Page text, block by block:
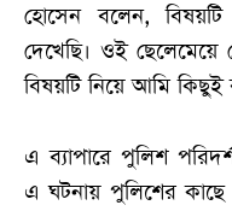
হোসেন বলেন,বিষয়টি
দেখেছি। ওই ছেলেমেয়ে
বিষয়টি নিয়ে আমি কিছুই
এব্যাপারে পুলিশ
এঘটনায় পুলিশের কাছে